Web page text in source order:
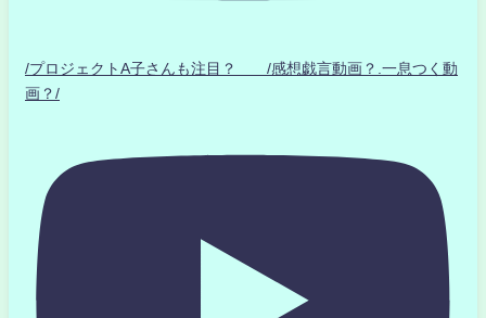
/プロジェクトA子さんも注目？ /感想戯言動画？.一息つく動
画？/